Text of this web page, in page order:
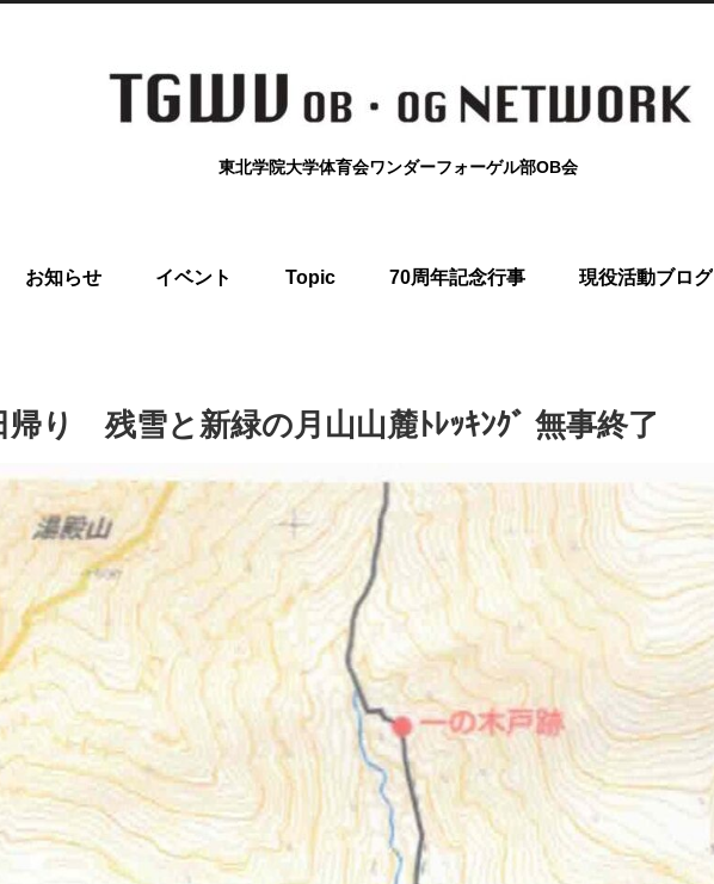
東北学院大学体育会ワンダーフォーゲル部OB会
お知らせ イベント Topic 70周年記念行事 現役活動ブログ
帰り 残雪と新緑の月山山麓ﾄﾚｯｷﾝｸﾞ 無事終了